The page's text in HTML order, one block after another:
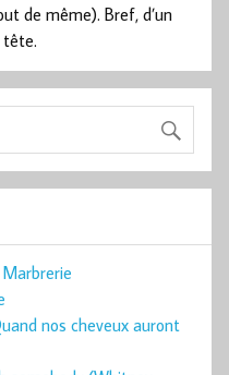
de même). Bref, d’un
tête.
nos cheveux auront